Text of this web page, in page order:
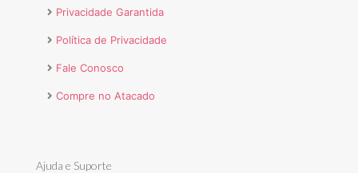
Privacidade Garantida
Política de Privacidade
Fale Conosco
Compre no Atacado
Ajuda e Suporte